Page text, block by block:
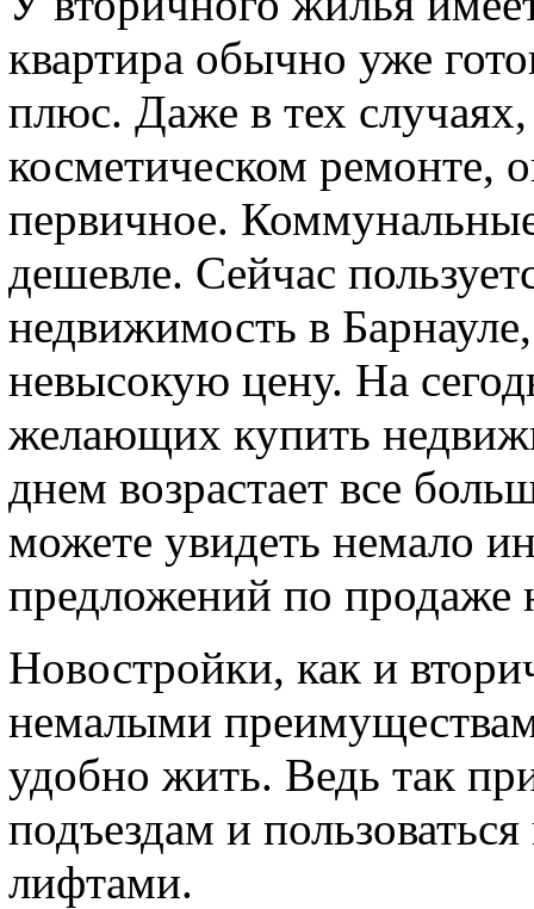
квартира обычно уже
плюс. Даже в тех
косметическом ремонте,
первичное.
дешевле. Сейчас
недвижимость в
невысокую цену. На
желающих купить
днем возрастает все
можете увидеть немало
предложений по продаже
Новостройки, как и
немалыми
удобно жить. Ведь так
подъездам и
лифтами.